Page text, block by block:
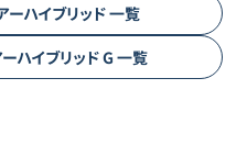
ーハイブリッド一覧
ハイブリッドG 一覧